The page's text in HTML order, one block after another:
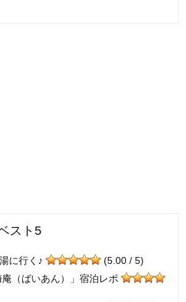
スト5
に行く♪
(5.00 / 5)
（ばいあん）」宿泊レポ